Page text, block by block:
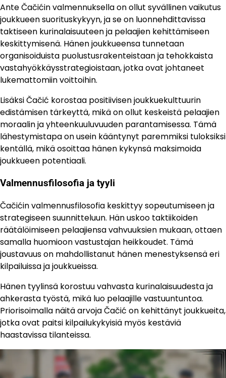
Ante Čačićin valmennuksella on ollut syvällinen vaikutus
joukkueen suorituskykyyn, ja se on luonnehdittavissa
taktiseen kurinalaisuuteen ja pelaajien kehittämiseen
keskittymisenä. Hänen joukkueensa tunnetaan
organisoiduista puolustusrakenteistaan ja tehokkaista
vastahyökkäysstrategioistaan, jotka ovat johtaneet
lukemattomiin voittoihin.
Lisäksi Čačić korostaa positiivisen joukkuekulttuurin
edistämisen tärkeyttä, mikä on ollut keskeistä pelaajien
moraalin ja yhteenkuuluvuuden parantamisessa. Tämä
lähestymistapa on usein kääntynyt paremmiksi tuloksiksi
kentällä, mikä osoittaa hänen kykynsä maksimoida
joukkueen potentiaali.
Valmennusfilosofia ja tyyli
Čačićin valmennusfilosofia keskittyy sopeutumiseen ja
strategiseen suunnitteluun. Hän uskoo taktiikoiden
räätälöimiseen pelaajiensa vahvuuksien mukaan, ottaen
samalla huomioon vastustajan heikkoudet. Tämä
joustavuus on mahdollistanut hänen menestyksensä eri
kilpailuissa ja joukkueissa.
Hänen tyylinsä korostuu vahvasta kurinalaisuudesta ja
ahkerasta työstä, mikä luo pelaajille vastuuntuntoa.
Priorisoimalla näitä arvoja Čačić on kehittänyt joukkueita,
jotka ovat paitsi kilpailukykyisiä myös kestäviä
haastavissa tilanteissa.